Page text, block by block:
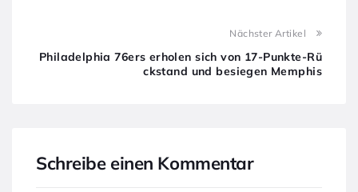
Nächster Artikel
Philadelphia 76ers erholen sich von 17-Punkte-Rü
ckstand und besiegen Memphis
Schreibe einen Kommentar